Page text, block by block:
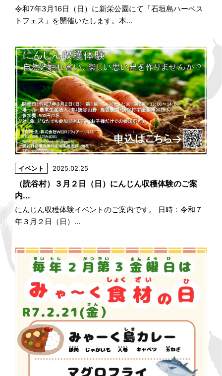
令和7年3月16日（日）に新栄公園にて「石垣島ハーベス
トフェス」を開催いたします。本...
イベント 2025.02.25
（読谷村）３月２日（日）にんじん収穫体験のご案
内...
にんじん収穫体験イベントのご案内です。 日時：令和７
年３月２日（日）...